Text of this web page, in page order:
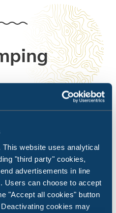
website uses analytical
"third party" cookies,
advertisements in line
Users can choose to accept
"Accept all cookies" button
cookies may
te ervaren, maar met